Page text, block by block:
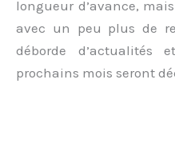
longueur d’avance, mais
avec un peu plus de
déborde d’actualités
prochains mois seront